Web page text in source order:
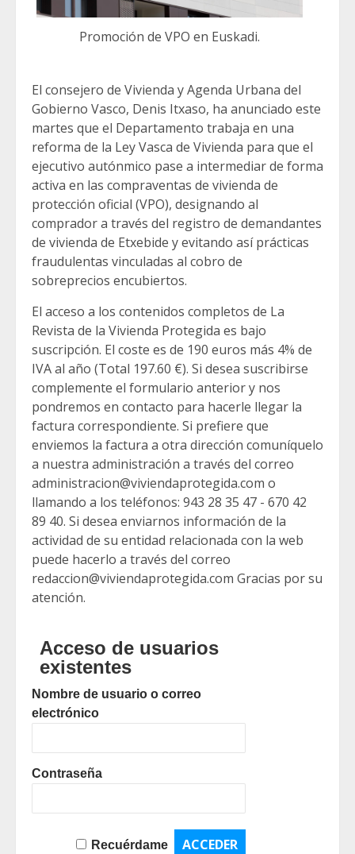
Promoción de VPO en Euskadi.
El consejero de Vivienda y Agenda Urbana del
Gobierno Vasco, Denis Itxaso, ha anunciado este
martes que el Departamento trabaja en una
reforma de la Ley Vasca de Vivienda para que el
ejecutivo autónmico pase a intermediar de forma
activa en las compraventas de vivienda de
protección oficial (VPO), designando al
comprador a través del registro de demandantes
de vivienda de Etxebide y evitando así prácticas
fraudulentas vinculadas al cobro de
sobreprecios encubiertos.
El acceso a los contenidos completos de La
Revista de la Vivienda Protegida es bajo
suscripción. El coste es de 190 euros más 4% de
IVA al año (Total 197.60 €). Si desea suscribirse
complemente el formulario anterior y nos
pondremos en contacto para hacerle llegar la
factura correspondiente. Si prefiere que
enviemos la factura a otra dirección comuníquelo
a nuestra administración a través del correo
administracion@viviendaprotegida.com o
llamando a los teléfonos: 943 28 35 47 - 670 42
89 40. Si desea enviarnos información de la
actividad de su entidad relacionada con la web
puede hacerlo a través del correo
redaccion@viviendaprotegida.com Gracias por su
atención.
Acceso de usuarios
existentes
Nombre de usuario o correo
electrónico
Contraseña
Recuérdame